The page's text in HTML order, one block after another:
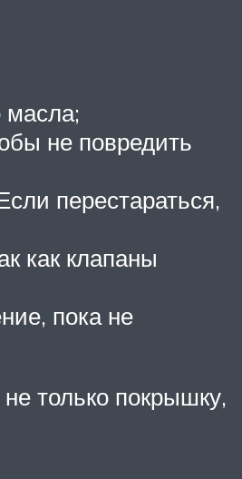
масла;
не повредить
перестараться,
как клапаны
пока не
только покрышку,